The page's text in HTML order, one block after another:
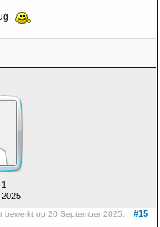
2025
#15
bewerkt op 20 September 2025,